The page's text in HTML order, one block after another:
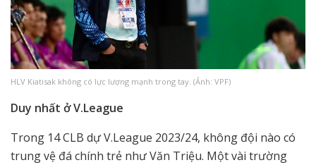
HLV Kiatisak không có lực lượng mạnh trong tay. (Ảnh: VPF)
Duy nhất ở V.League
Trong 14 CLB dự V.League 2023/24, không đội nào có
trung vệ đá chính trẻ như Văn Triệu. Một vài trường